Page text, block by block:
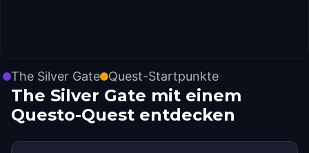
The Silver Gate Quest-Startpunkte
The Silver Gate mit einem
Questo-Quest entdecken